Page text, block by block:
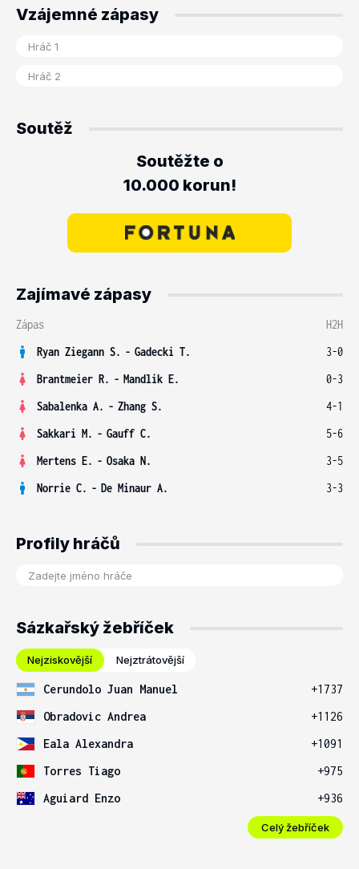
Vzájemné zápasy
Soutěž
Soutěžte o
10.000 korun!
Zajímavé zápasy
Zápas
H2H
Ryan Ziegann S. - Gadecki T.
3-0
Brantmeier R. - Mandlik E.
0-3
Sabalenka A. - Zhang S.
4-1
Sakkari M. - Gauff C.
5-6
Mertens E. - Osaka N.
3-5
Norrie C. - De Minaur A. 3-3
Profily hráčů
Sázkařský žebříček
Nejziskovější Nejztrátovější
Cerundolo Juan Manuel
+1737
Obradovic Andrea
+1126
Eala Alexandra
+1091
Torres Tiago
+975
Aguiard Enzo
+936
Celý žebříček